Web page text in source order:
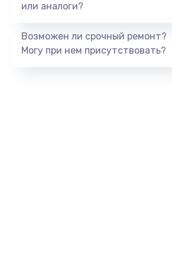
или аналоги?
Возможен ли срочный ремонт?
Могу при нем присутствовать?